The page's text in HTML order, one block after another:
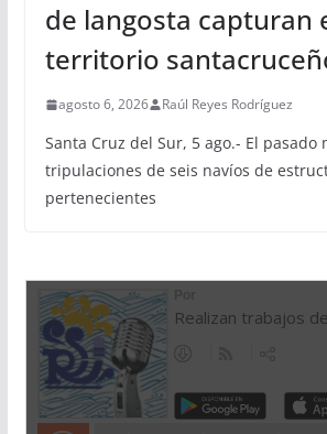
de langosta capturan
territorio
agosto 6, 2026 Raúl Reyes Rodríguez
Santa Cruz del Sur, 5 ago.- El pasado
tripulaciones de seis navíos de
pertenecientes